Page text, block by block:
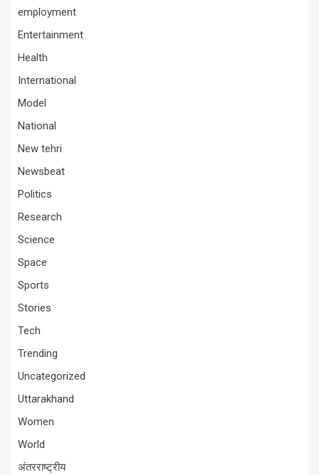
employment
Entertainment
Health
International
Model
National
New tehri
Newsbeat
Politics
Research
Science
Space
Sports
Stories
Tech
Trending
Uncategorized
Uttarakhand
Women
World
अंतरराष्ट्रीय